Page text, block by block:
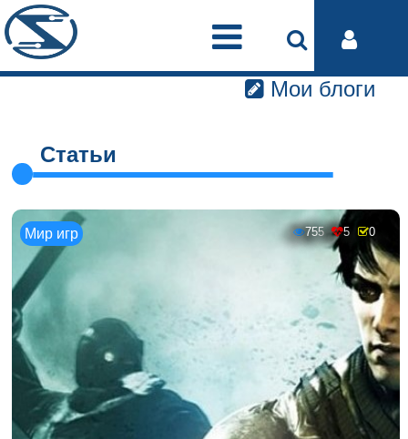
Мои блоги
Статьи
Мир игр 755 5 0